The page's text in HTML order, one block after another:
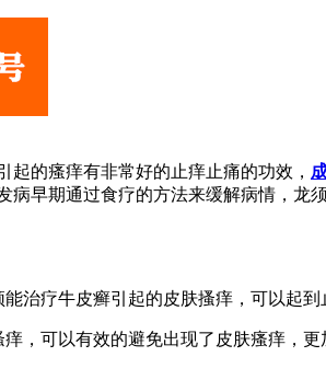
的瘙痒有非常好的止痒止痛的功效，
早期通过食疗的方法来缓解病情，
疗牛皮癣引起的皮肤搔痒，可以起
，可以有效的避免出现了皮肤瘙痒，